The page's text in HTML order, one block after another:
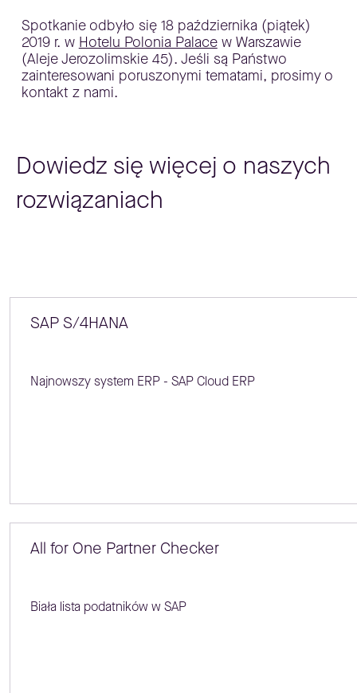
Spotkanie odbyło się 18 października (piątek)
2019 r. w Hotelu Polonia Palacew Warszawie
(Aleje Jerozolimskie 45). Jeśli są Państwo
zainteresowani poruszonymi tematami, prosimy o
kontakt z nami.
Dowiedz się więcej o naszych
rozwiązaniach
SAP S/4HANA
Najnowszy system ERP - SAP Cloud ERP
All for One Partner Checker
Biała lista podatników w SAP